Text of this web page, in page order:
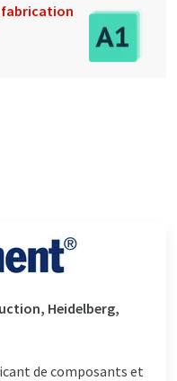
fabrication
Heidelberg,
de composants et